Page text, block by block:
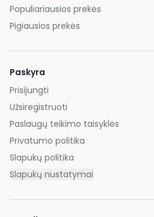
Populiariausios prekės
Pigiausios prekės
Paskyra
Prisijungti
Užsiregistruoti
Paslaugų teikimo taisyklės
Privatumo politika
Slapukų politika
Slapukų nustatymai